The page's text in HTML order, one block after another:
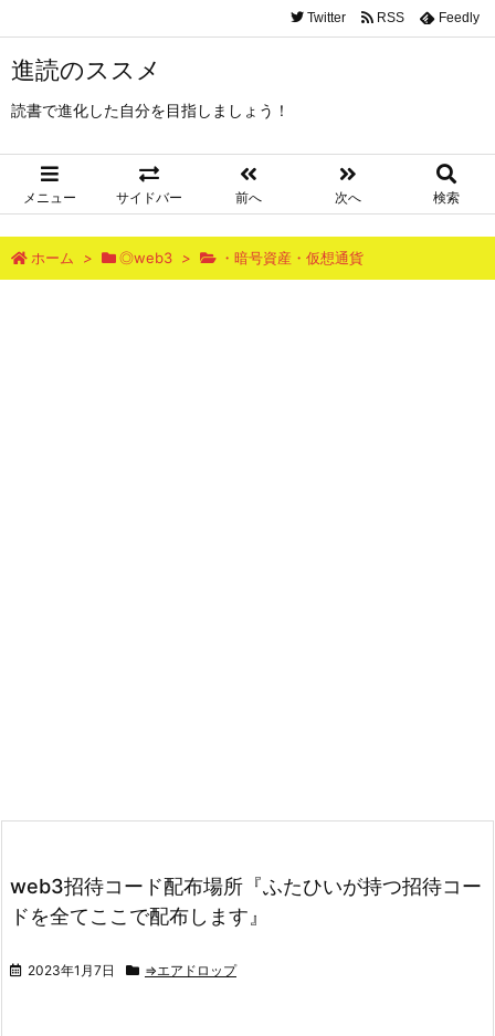
進読のススメ
読書で進化した自分を目指しましょう！
メニュー サイドバー 前へ 次へ 検索
Twitter RSS Feedly
ホーム > ◎web3 > ・暗号資産・仮想通貨
web3招待コード配布場所『ふたひいが持つ招待コー
ドを全てここで配布します』
2023年1月7日 ⇒エアドロップ